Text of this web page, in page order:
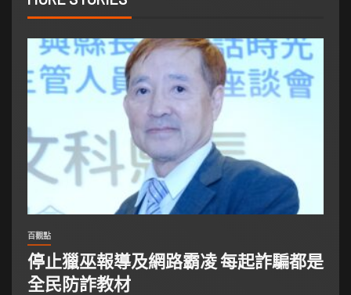
百觀點
停止獵巫報導及網路霸凌 每起詐騙都是
全民防詐教材